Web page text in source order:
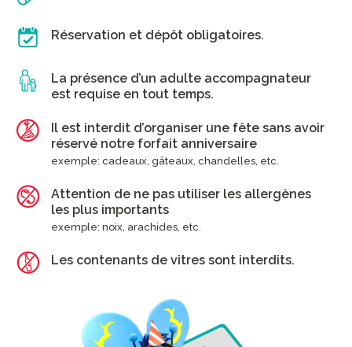
Réservation et dépôt obligatoires.
La présence d’un adulte accompagnateur
est requise en tout temps.
Il est interdit d’organiser une fête sans avoir
réservé notre forfait anniversaire
exemple: cadeaux, gâteaux, chandelles, etc.
Attention de ne pas utiliser les allergènes
les plus importants
exemple: noix, arachides, etc.
Les contenants de vitres sont interdits.